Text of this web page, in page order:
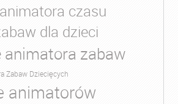
czasu
dla dzieci
animatora zabaw
Zabaw Dziecięcych
animatorów